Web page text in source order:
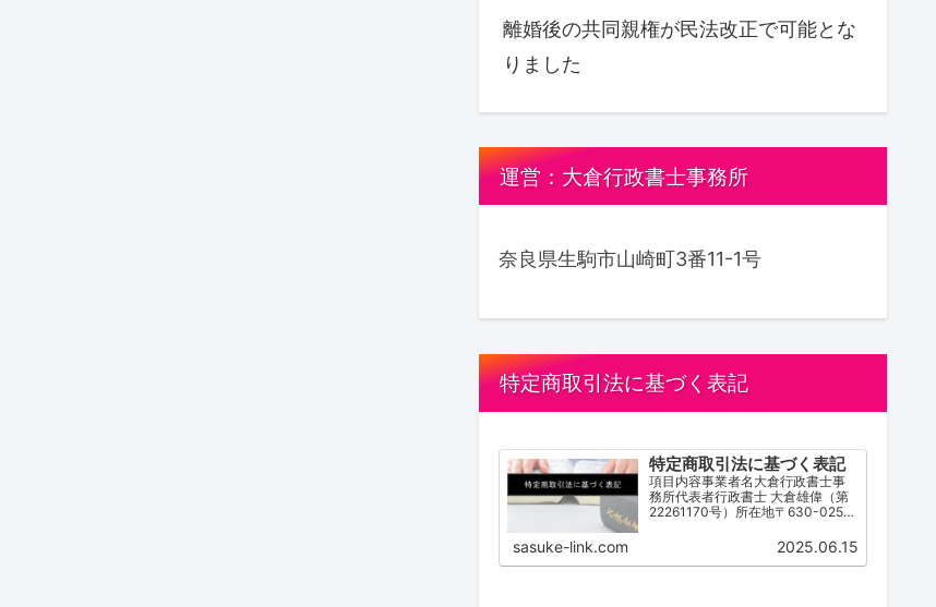
離婚後の共同親権が民法改正で可能とな
りました
運営：大倉行政書士事務所
奈良県生駒市山崎町3番11-1号
特定商取引法に基づく表記
特定商取引法に基づく表記
項目内容事業者名大倉行政書士事
務所代表者行政書士 大倉雄偉（第
22261170号）所在地〒630-0252
号電話番号0743-83-2162営業時
間 / 受付時間9:00~18:00（不定
sasuke-link.com 2025.06.15